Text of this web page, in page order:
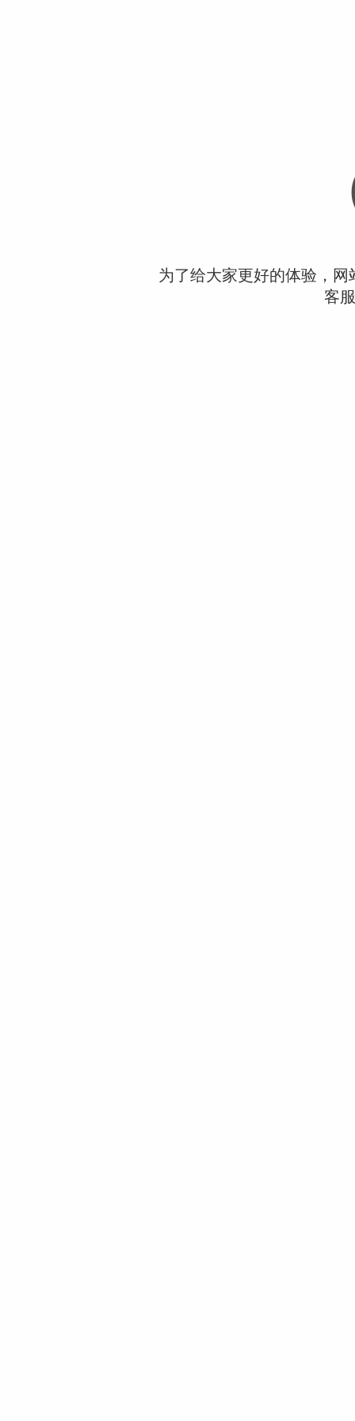
为了给大家更好的体验，
客